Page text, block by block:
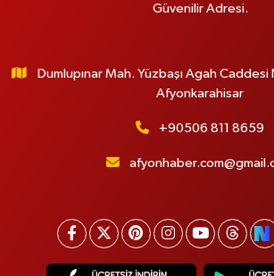
Güvenilir Adresi.
Dumlupınar Mah. Yüzbaşı Agah
Afyonkarahisar
+90506 811 8659